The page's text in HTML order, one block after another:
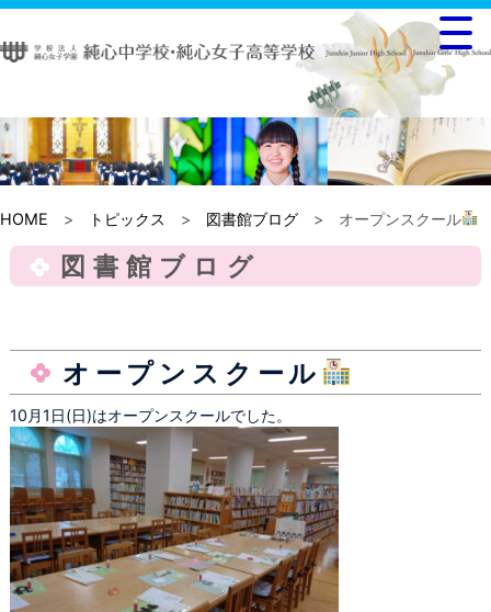
HOME > トピックス > 図書館ブログ > オープンスクール
図書館ブログ
オープンスクール
10月1日(日)はオープンスクールでした。